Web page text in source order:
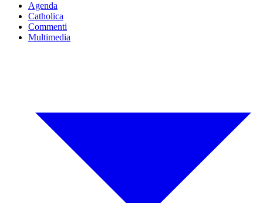
Agenda
Catholica
Commenti
Multimedia